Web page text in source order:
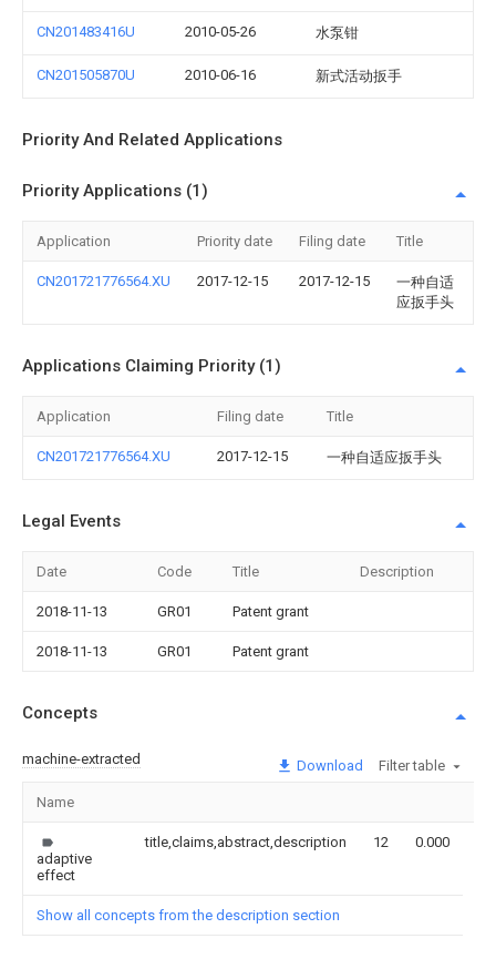
CN201483416U 2010-05-26 水泵钳
CN201505870U 2010-06-16 新式活动扳手
Priority And Related Applications
Priority Applications (1)
Application Priority date Filing date Title
CN201721776564.XU 2017-12-15 2017-12-15
一种自适
应扳手头
Applications Claiming Priority (1)
Application Filing date Title
CN201721776564.XU 2017-12-15 一种自适应扳手头
Legal Events
Date Code Title Description
2018-11-13 GR01 Patent grant
2018-11-13 GR01 Patent grant
Concepts
machine-extracted Download Filter table
Name
adaptive
effect
title,claims,abstract,description 12 0.000
Show all concepts from the description section